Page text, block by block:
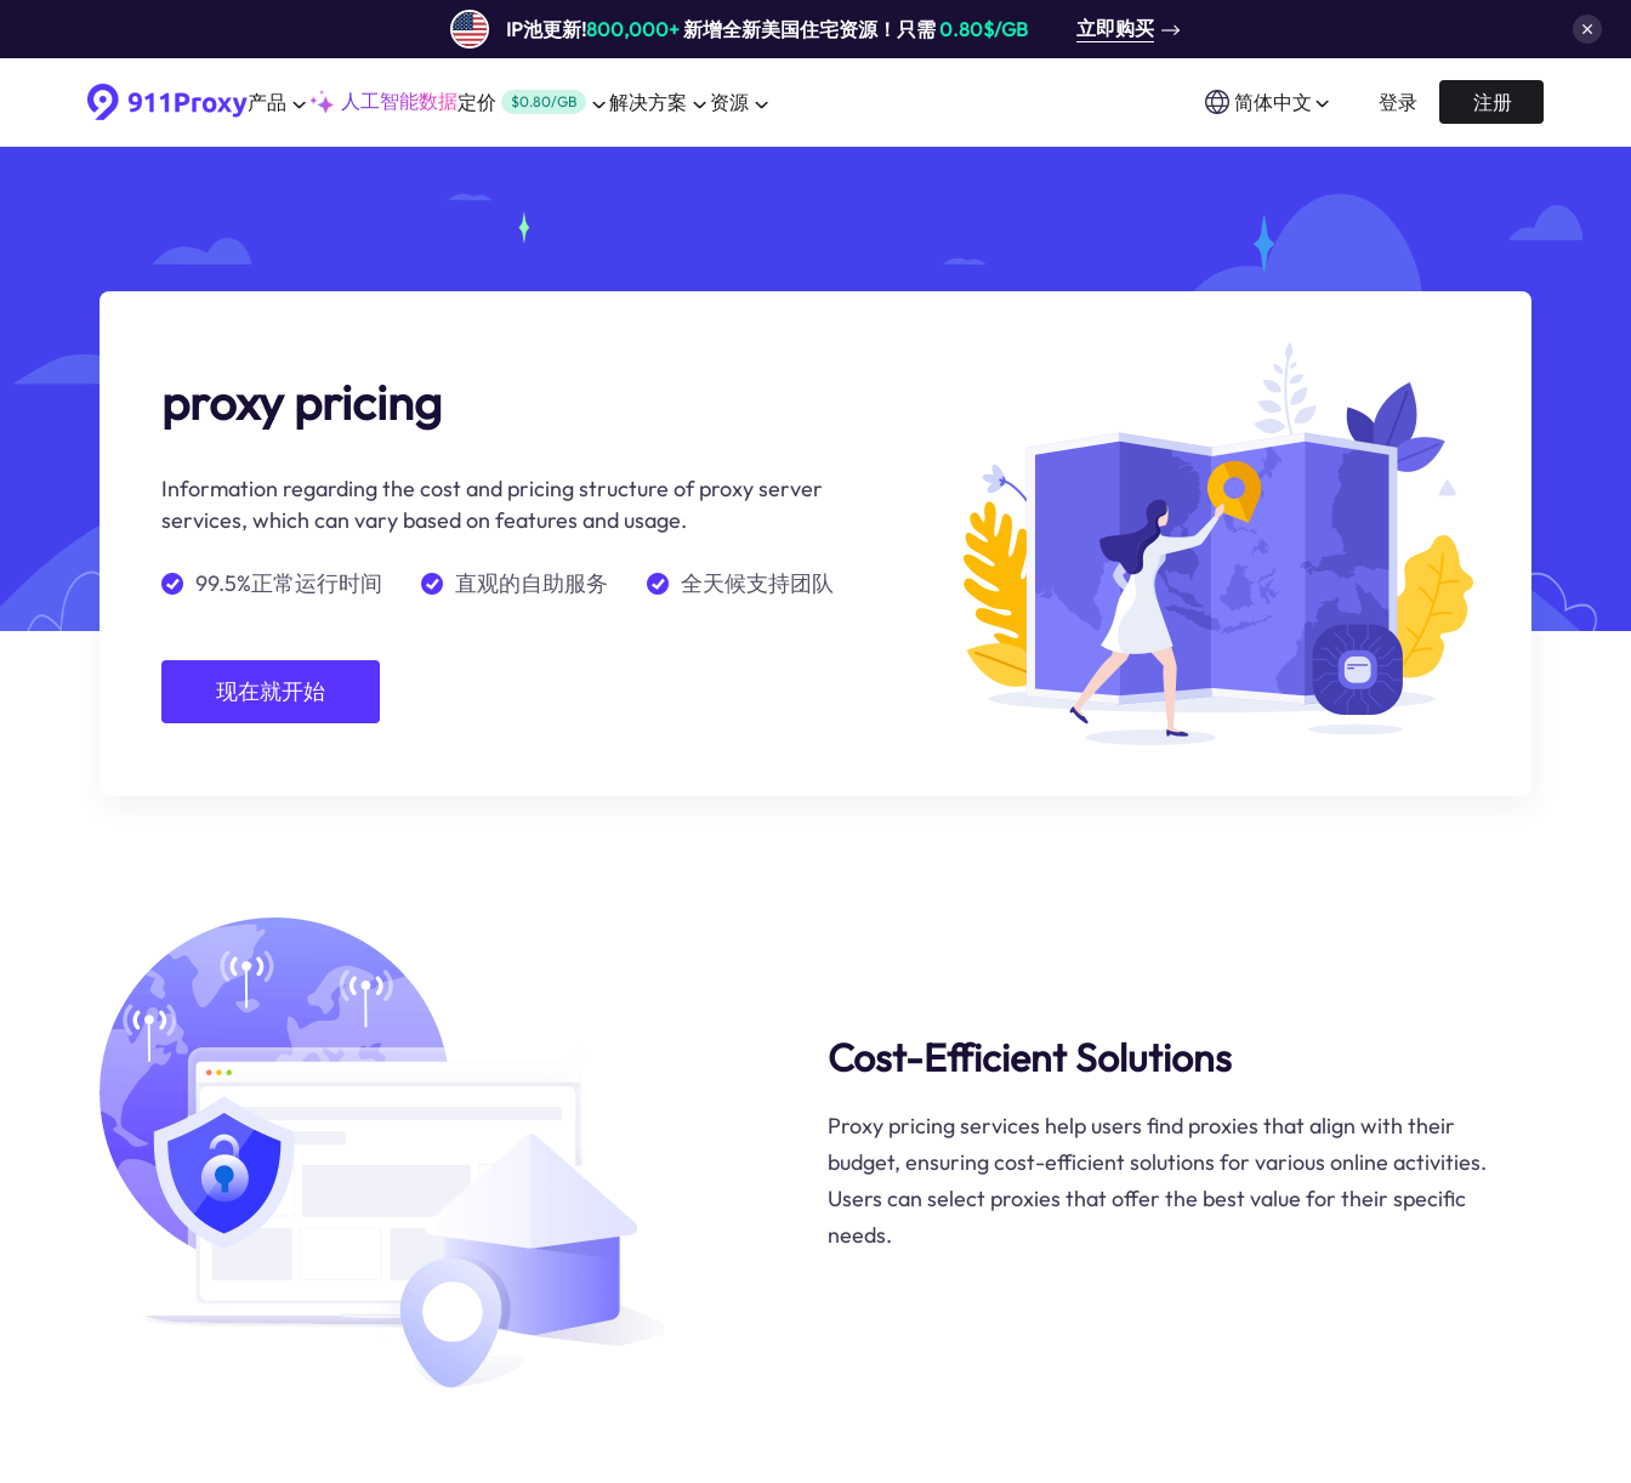
IP池更新!800,000+新增全新美国住宅资源！只需0.80$/GB 立即购买
产品 人工智能数据定价 $0.80/GB 解决方案 资源 简体中文 登录 注册
proxy pricing
Information regarding the cost and pricing structure of proxy server
services, which can vary based on features and usage.
99.5%正常运行时间 直观的自助服务 全天候支持团队
现在就开始
Cost-Efficient Solutions
Proxy pricing services help users find proxies that align with their
budget, ensuring cost-efficient solutions for various online activities.
Users can select proxies that offer the best value for their specific
needs.